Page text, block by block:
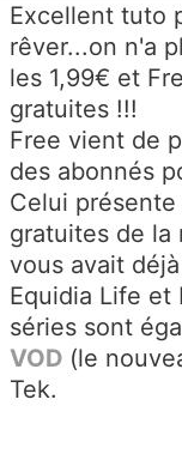
Excellent tuto
rêver...on n'a
les 1,99€ et
gratuites !!!
Free vient de
des abonnés
Celui
gratuites de la
vous avait
Equidia Life et
séries sont
VOD (le
Tek.